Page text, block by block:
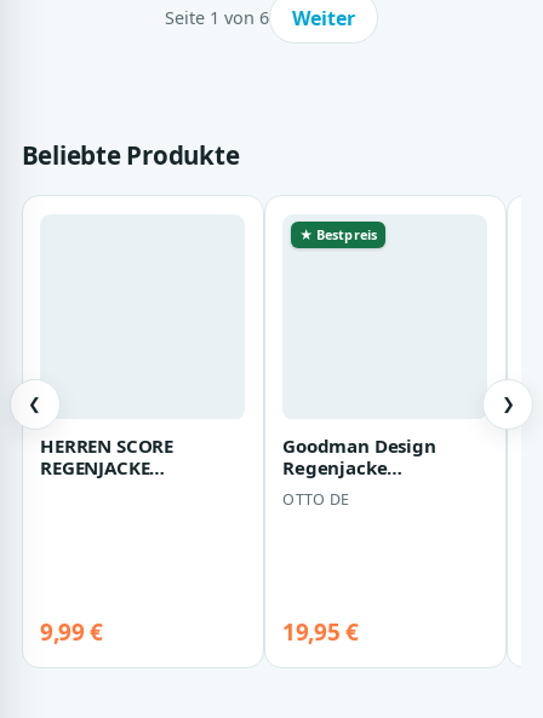
Seite 1 von 6 Weiter
Beliebte Produkte
❮
HERREN SCORE
REGENJACKE
9,99 €
★ Bestpreis
Goodman Design
Regenjacke
Windbreaker Damen
und Herren Im Kragen
OTTO DE
19,95 €
❯